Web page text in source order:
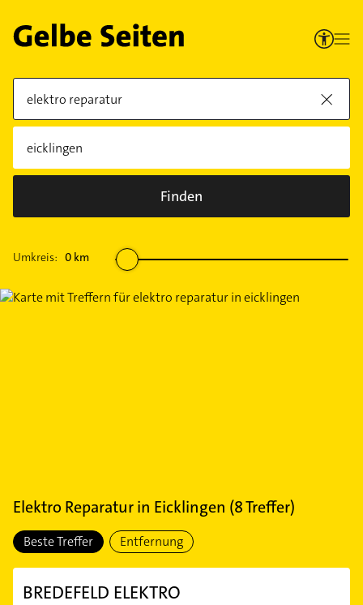
Finden
Umkreis: 0 km
Elektro Reparaturin Eicklingen (8Treffer)
Beste Treffer Entfernung
BREDEFELD ELEKTRO